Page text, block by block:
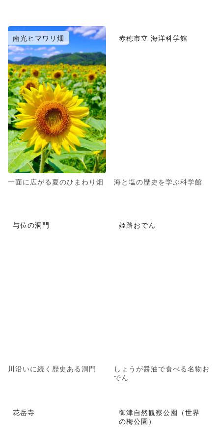
南光ヒマワリ畑
一面に広がる夏のひまわり畑
赤穂市立 海洋科学館
海と塩の歴史を学ぶ科学館
与位の洞門
川沿いに続く歴史ある洞門
姫路おでん
しょうが醤油で食べる名物お
でん
花岳寺
御津自然観察公園（世界
の梅公園）